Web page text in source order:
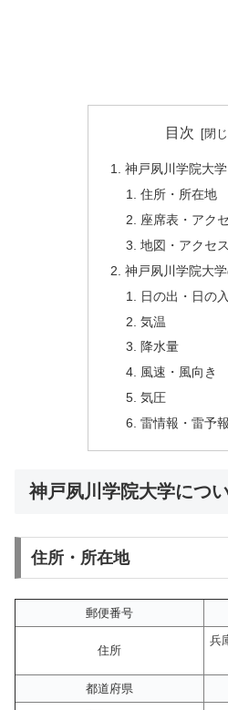
目次
神戸夙川学院大
住所・所在地
座席表・アク
地図・アクセス
神戸夙川学院大
日の出・日の
気温
降水量
風速・風向き
気圧
雷情報・雷予報
神戸夙川学院大学につ
住所・所在地
郵便番号
住所
兵
都道府県